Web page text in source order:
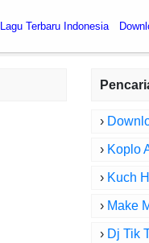
Lagu Terbaru Indonesia
›
› Koplo
› Kuch
› Make
› Dj Tik